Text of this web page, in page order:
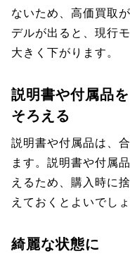
ないため、高価買取
デルが出ると、現行
大きく下がります。
説明書や付属品を
そろえる
説明書や付属品は、
ます。説明書や付属
えるため、購入時に
えておくとよいでしょ
綺麗な状態に